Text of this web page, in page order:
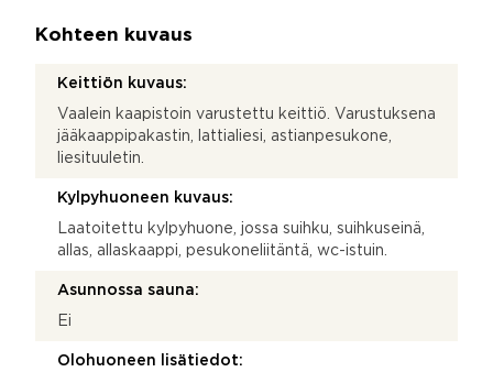
Kohteen kuvaus
Keittiön kuvaus:
Vaalein kaapistoin varustettu keittiö. Varustuksena
jääkaappipakastin, lattialiesi, astianpesukone,
liesituuletin.
Kylpyhuoneen kuvaus:
Laatoitettu kylpyhuone, jossa suihku, suihkuseinä,
allas, allaskaappi, pesukoneliitäntä, wc-istuin.
Asunnossa sauna:
Ei
Olohuoneen lisätiedot: